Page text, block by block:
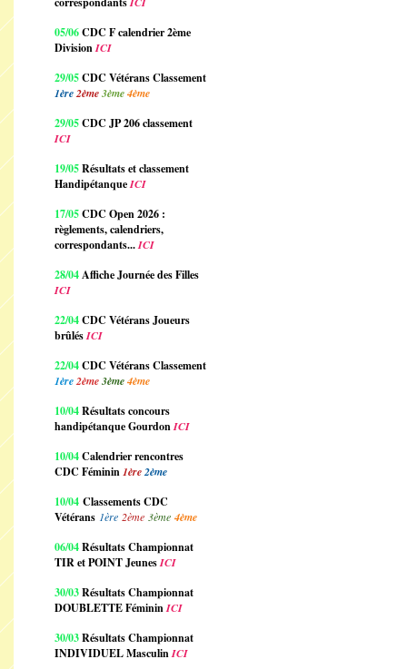
05/06CDC F calendrier 2ème
DivisionICI
29/05CDC Vétérans Classement
1ère2ème3ème4ème
29/05CDC JP 206 classement
ICI
19/05Résultats et classement
HandipétanqueICI
17/05CDC Open 2026 :
règlements, calendriers,
correspondants...ICI
28/04Affiche Journée des Filles
ICI
22/04CDC Vétérans Joueurs
brûlésICI
22/04CDC Vétérans Classement
1ère2ème3ème4ème
10/04Résultats concours
handipétanque GourdonICI
10/04Calendrier rencontres
CDC Féminin1ère2ème
10/04 Classements CDC
Vétérans 1ère 2ème 3ème 4ème
06/04Résultats Championnat
TIR et POINT JeunesICI
30/03Résultats Championnat
DOUBLETTE FémininICI
30/03Résultats Championnat
INDIVIDUEL MasculinICI